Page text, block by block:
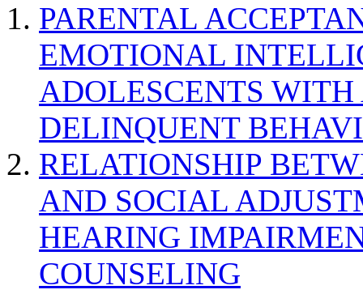
PARENTAL
EMOTIONAL
ADOLESCENTS
DELINQUENT
RELATIONSHIP
AND SOCIAL
HEARING
COUNSELING